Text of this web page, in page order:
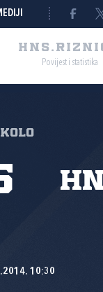
Povijest i statistika
10:30